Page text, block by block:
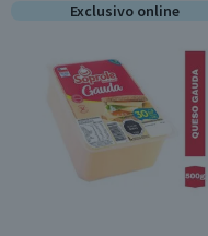
Pack-Unitario
Contenido
8 unidades
Garantía Mínima Legal
6 meses, a partir de la
Exclusivo online